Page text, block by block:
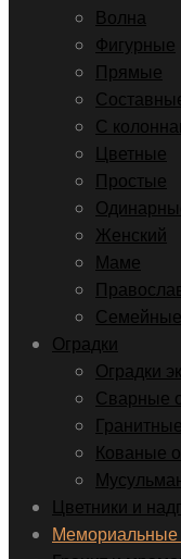
Волна
Фигурные
Прямые
С
Цветные
Простые
Женский
Маме
Семейные
Оградки
Оградки
Сварные
Кованые
Цветники и
Мемориальные